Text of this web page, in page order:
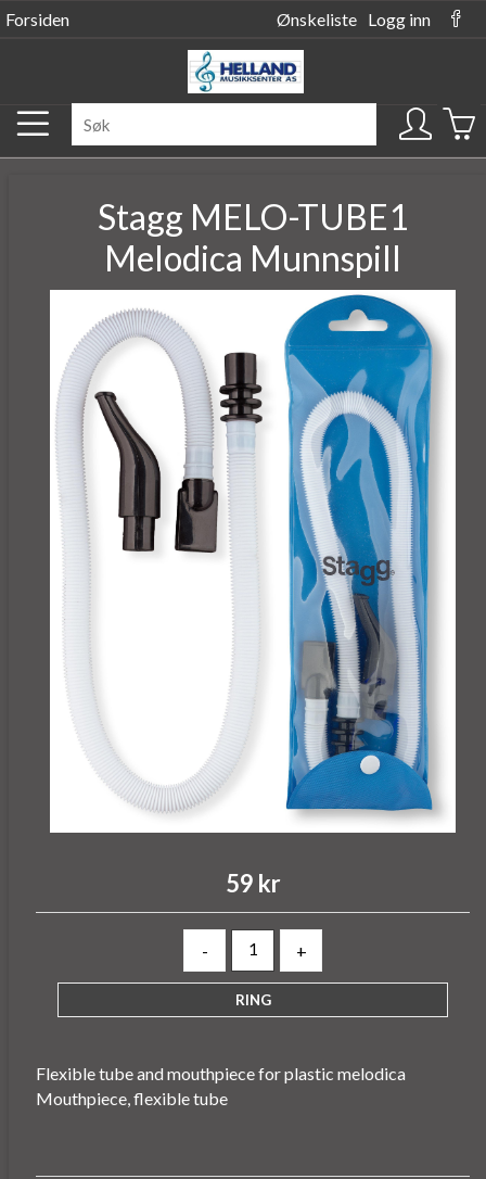
Forsiden Ønskeliste Logg inn
Stagg MELO-TUBE1
Melodica Munnspill
59 kr
- +
Flexible tube and mouthpiece for plastic melodica
Mouthpiece, flexible tube